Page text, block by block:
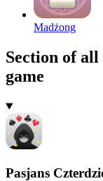
Madżong
Section of
game
Pasjans